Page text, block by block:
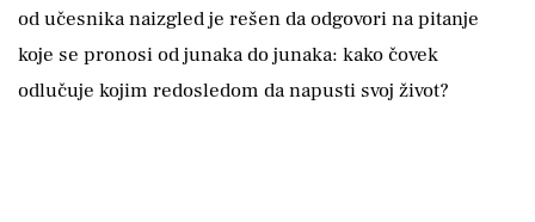
od učesnika naizgled je rešen da odgovori na pitanje
koje se pronosi od junaka do junaka: kako čovek
odlučuje kojim redosledom da napusti svoj život?